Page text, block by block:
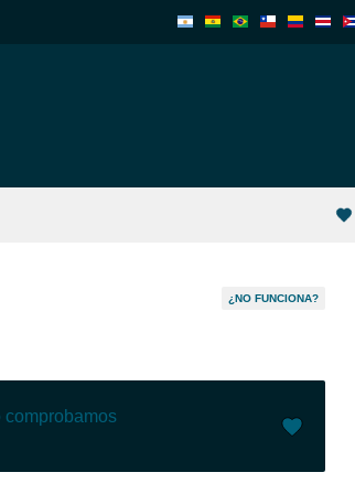
¿NO FUNCIONA?
comprobamos